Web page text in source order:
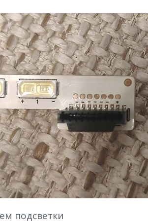
подсветки